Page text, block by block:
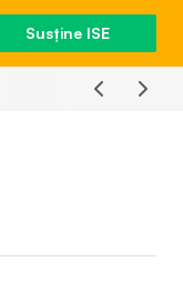
Susține ISE